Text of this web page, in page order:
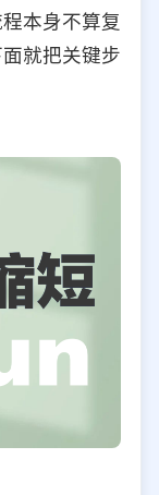
本身不算复
就把关键步